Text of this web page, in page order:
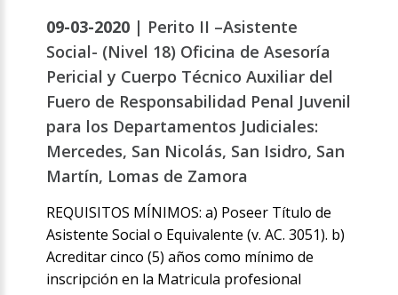
09-03-2020 | Perito II –Asistente
Social- (Nivel 18) Oficina de Asesoría
Pericial y Cuerpo Técnico Auxiliar del
Fuero de Responsabilidad Penal Juvenil
para los Departamentos Judiciales:
Mercedes, San Nicolás, San Isidro, San
Martín, Lomas de Zamora
REQUISITOS MÍNIMOS: a) Poseer Título de
Asistente Social o Equivalente (v. AC. 3051). b)
Acreditar cinco (5) años como mínimo de
inscripción en la Matricula profesional